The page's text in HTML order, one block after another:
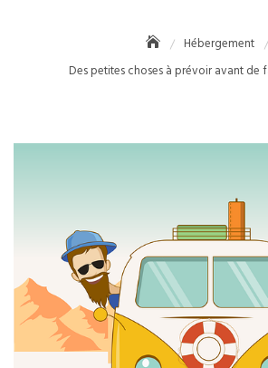
Hébergement
Des petites choses à prévoir avant de